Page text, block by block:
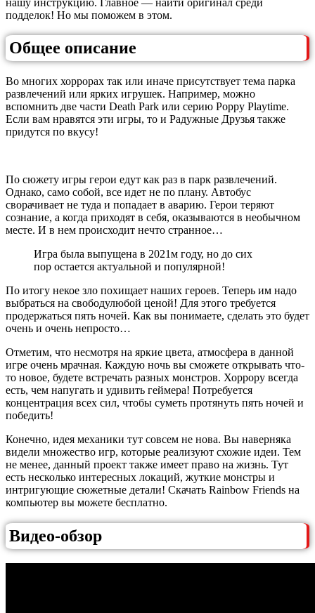
подделок! Но мы поможем в этом.
Общее описание
Во многих хоррорах так или иначе присутствует тема парка
развлечений или ярких игрушек. Например, можно
вспомнить две части Death Park или серию Poppy Playtime.
Если вам нравятся эти игры, то и Радужные Друзья также
придутся по вкусу!
По сюжету игры герои едут как раз в парк развлечений.
Однако, само собой, все идет не по плану. Автобус
сворачивает не туда и попадает в аварию. Герои теряют
сознание, а когда приходят в себя, оказываются в необычном
месте. И в нем происходит нечто странное…
Игра была выпущена в 2021м году, но до сих
пор остается актуальной и популярной!
По итогу некое зло похищает наших героев. Теперь им надо
выбраться на свободулюбой ценой! Для этого требуется
продержаться пять ночей. Как вы понимаете, сделать это будет
очень и очень непросто…
Отметим, что несмотря на яркие цвета, атмосфера в данной
игре очень мрачная. Каждую ночь вы сможете открывать что-
то новое, будете встречать разных монстров. Хоррору всегда
есть, чем напугать и удивить геймера! Потребуется
концентрация всех сил, чтобы суметь протянуть пять ночей и
победить!
Конечно, идея механики тут совсем не нова. Вы наверняка
видели множество игр, которые реализуют схожие идеи. Тем
не менее, данный проект также имеет право на жизнь. Тут
есть несколько интересных локаций, жуткие монстры и
интригующие сюжетные детали! Скачать Rainbow Friends на
компьютер вы можете бесплатно.
Видео-обзор